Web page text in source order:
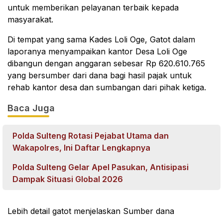
untuk memberikan pelayanan terbaik kepada
masyarakat.
Di tempat yang sama Kades Loli Oge, Gatot dalam
laporanya menyampaikan kantor Desa Loli Oge
dibangun dengan anggaran sebesar Rp 620.610.765
yang bersumber dari dana bagi hasil pajak untuk
rehab kantor desa dan sumbangan dari pihak ketiga.
Baca Juga
Polda Sulteng Rotasi Pejabat Utama dan
Wakapolres, Ini Daftar Lengkapnya
Polda Sulteng Gelar Apel Pasukan, Antisipasi
Dampak Situasi Global 2026
Lebih detail gatot menjelaskan Sumber dana